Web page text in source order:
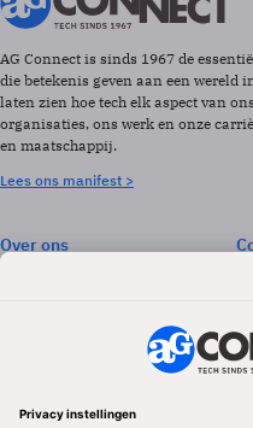
AG Connect is sinds 1967 de
die betekenis geven aan een wereld
laten zien hoe tech elk aspect van
organisaties, ons werk en onze
en maatschappij.
Lees ons manifest >
Over ons
Privacyinstellingen